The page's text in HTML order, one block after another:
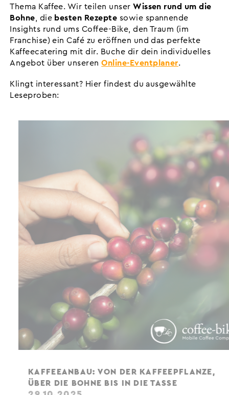
Thema Kaffee. Wir teilen unserWissen rund um die
Bohne , die besten Rezepte sowie spannende
Insights rund ums Coffee-Bike, den Traum (im
Franchise) ein Café zu eröffnen und das perfekte
Kaffeecatering mit dir. Buche dir dein individuelles
Angebot über unserenOnline-Eventplaner.
Klingt interessant? Hier findest du ausgewählte
Leseproben:
KAFFEEANBAU: VON DER KAFFEEPFLANZE,
ÜBER DIE BOHNE BIS IN DIE TASSE